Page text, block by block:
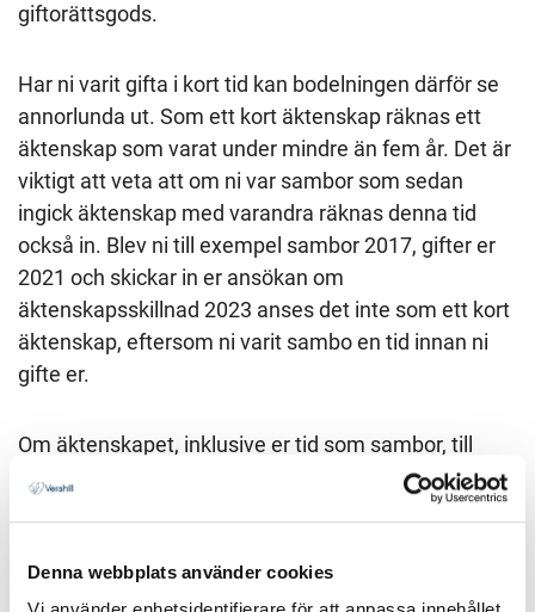
Denna webbplats använder cookies
giftorättsgods.
Har ni varit gifta i kort tid kan bodelningen därför se
annorlunda ut. Som ett kort äktenskap räknas ett
äktenskap som varat under mindre än fem år. Det är
viktigt att veta att om ni var sambor som sedan
ingick äktenskap med varandra räknas denna tid
också in. Blev ni till exempel sambor 2017, gifter er
2021 och skickar in er ansökan om
äktenskapsskillnad 2023 anses det inte som ett kort
äktenskap, eftersom ni varit sambo en tid innan ni
gifte er.
Om äktenskapet, inklusive er tid som sambor, till
exempel varade i två år ska enligt giftorättstrappan
2/5 av era gemensamma tillgångar delas lika. 1/5
inklusive sambotid är kortare än ett år så räknar man
i stället månadsvis, och en månad blir då 1/60 då 60